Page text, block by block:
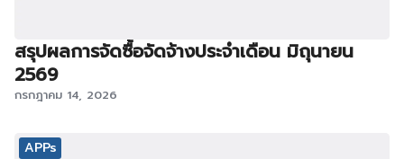
สรุปผลการจัดซื้อจัดจ้างประจำเดือน มิถุนายน
2569
กรกฎาคม 14, 2026
APPs